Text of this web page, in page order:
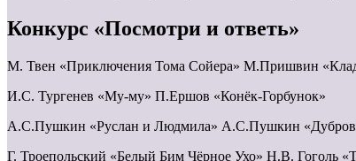
Конкурс «Посмотри и ответь»
М. Твен «Приключения Тома Сойера» М.Пришвин
И.С. Тургенев «Му-му» П.Ершов «Конёк-Горбунок»
А.С.Пушкин «Руслан и Людмила» А.С.Пушкин
Г. Троепольский «Белый Бим Чёрное Ухо» Н.В. Гоголь